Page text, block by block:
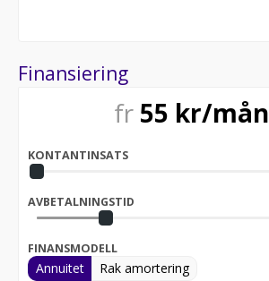
Finansiering
fr 55 kr/mån
KONTANTINSATS
AVBETALNINGSTID
FINANSMODELL
Annuitet Rak amortering